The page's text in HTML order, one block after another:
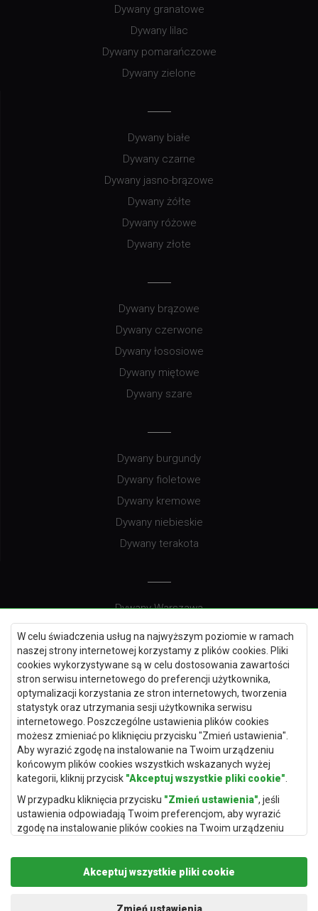
W celu świadczenia usług na najwyższym poziomie w ramach
naszej strony internetowej korzystamy z plików cookies. Pliki
cookies wykorzystywane są w celu dostosowania zawartości
stron serwisu internetowego do preferencji użytkownika,
optymalizacji korzystania ze stron internetowych, tworzenia
statystyk oraz utrzymania sesji użytkownika serwisu
internetowego. Poszczególne ustawienia plików cookies
możesz zmieniać po kliknięciu przycisku "Zmień ustawienia".
Aby wyrazić zgodę na instalowanie na Twoim urządzeniu
końcowym plików cookies wszystkich wskazanych wyżej
kategorii, kliknij przycisk "Akceptuj wszystkie pliki cookie"
W przypadku kliknięcia przycisku "Zmień ustawienia", jeśli
ustawienia odpowiadają Twoim preferencjom, aby wyrazić
zgodę na instalowanie plików cookies na Twoim urządzeniu
"Zapisz i zaakceptuj".
Podstawą przetwarzania danych osobowych, w zakresie w
administratora danych osobowych (Rugito Radosław Bartosik z
Akceptuj wszystkie pliki cookie
Dywany granatowe
Dywany lilac
Dywany pomarańczowe
Dywany zielone
Dywany białe
Dywany czarne
Dywany jasno-brązowe
Dywany żółte
Dywany różowe
Dywany złote
Dywany brązowe
Dywany czerwone
Dywany łososiowe
Dywany miętowe
Dywany szare
Dywany burgundy
Dywany fioletowe
Dywany kremowe
Dywany niebieskie
Dywany terakota
Dywany Warszawa
Dywany Wrocław
Dywany Szczecin
Dywany Lublin
Dywany Kraków
Dywany Poznań
Dywany Gdynia
Dywany Białystok
Dywany Kielce
Dywany Gdańsk
Dywany Toruń